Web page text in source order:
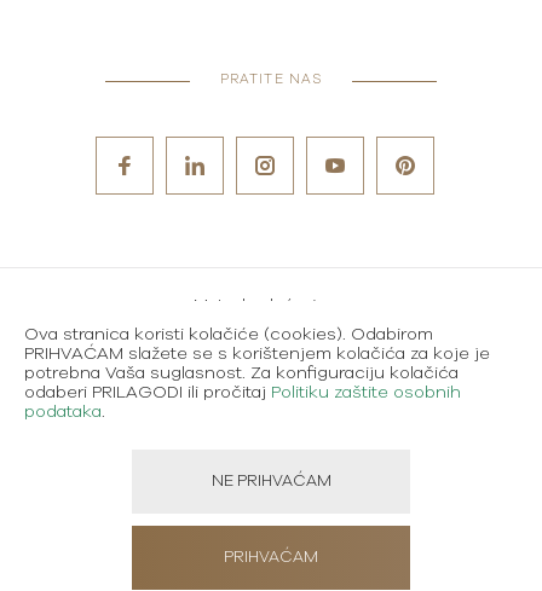
PRATITE NAS
Karijere
Uvjeti korištenja
Created using magic by
Ova stranica koristi kolačiće (cookies). Odabirom
PRIHVAĆAM slažete se s korištenjem kolačića za koje je
potrebna Vaša suglasnost. Za konfiguraciju kolačića
odaberi PRILAGODI ili pročitaj Politiku zaštite osobnih
podataka.
NE PRIHVAĆAM
PRIHVAĆAM